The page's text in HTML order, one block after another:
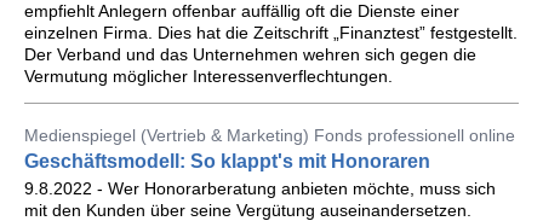
empfiehlt Anlegern offenbar auffällig oft die Dienste einer
einzelnen Firma. Dies hat die Zeitschrift „Finanztest” festgestellt.
Der Verband und das Unternehmen wehren sich gegen die
Vermutung möglicher Interessenverflechtungen.
Medienspiegel (Vertrieb & Marketing) Fonds professionell online
Geschäftsmodell: So klappt's mit Honoraren
9.8.2022 - Wer Honorarberatung anbieten möchte, muss sich
mit den Kunden über seine Vergütung auseinandersetzen.